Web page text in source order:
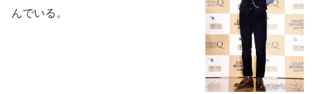
んでいる。